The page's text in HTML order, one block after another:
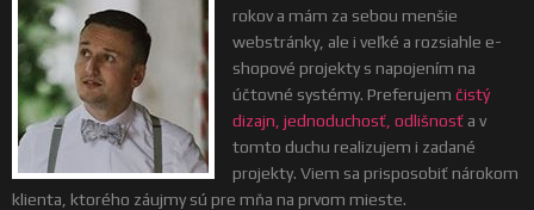
rokov a mám za sebou menšie
webstránky, ale i veľké a rozsiahle e-
shopové projekty s napojením na
účtovné systémy. Preferujem čistý
dizajn, jednoduchosť, odlišnosť a v
tomto duchu realizujem i zadané
projekty. Viem sa prisposobiť nárokom
klienta, ktorého záujmy sú pre mňa na prvom mieste.